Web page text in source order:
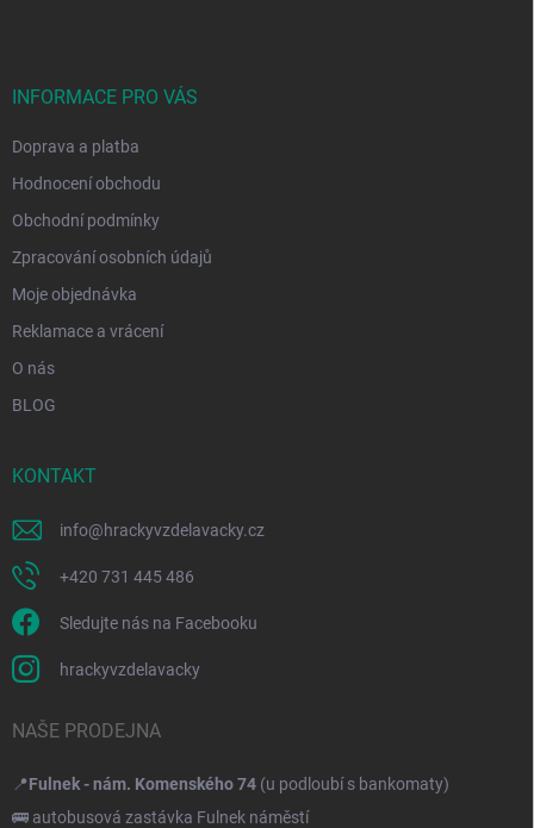
INFORMACE PRO VÁS
Doprava a platba
Hodnocení obchodu
Obchodní podmínky
Zpracování osobních údajů
Moje objednávka
Reklamace a vrácení
O nás
BLOG
KONTAKT
info@hrackyvzdelavacky.cz
+420 731 445 486
Sledujte nás na Facebooku
hrackyvzdelavacky
NAŠE PRODEJNA
📍Fulnek - nám. Komenského 74 (u podloubí s bankomaty)
🚌 autobusová zastávka Fulnek náměstí